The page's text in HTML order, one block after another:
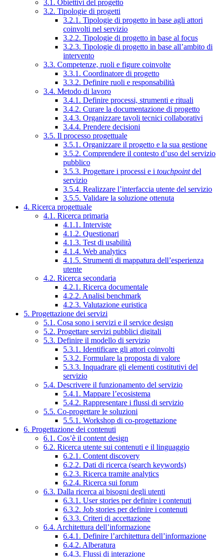
3.1. Obiettivi del progetto
3.2. Tipologie di progetti
3.2.1. Tipologie di progetto in base agli attori
coinvolti nel servizio
3.2.2. Tipologie di progetto in base al focus
3.2.3. Tipologie di progetto in base all’ambito di
intervento
3.3. Competenze, ruoli e figure coinvolte
3.3.1. Coordinatore di progetto
3.3.2. Definire ruoli e responsabilità
3.4. Metodo di lavoro
3.4.1. Definire processi, strumenti e rituali
3.4.2. Curare la documentazione di progetto
3.4.3. Organizzare tavoli tecnici collaborativi
3.4.4. Prendere decisioni
3.5. Il processo progettuale
3.5.1. Organizzare il progetto e la sua gestione
3.5.2. Comprendere il contesto d’uso del servizio
pubblico
3.5.3. Progettare i processi e i touchpointdel
servizio
3.5.4. Realizzare l’interfaccia utente del servizio
3.5.5. Validare la soluzione ottenuta
4. Ricerca progettuale
4.1. Ricerca primaria
4.1.1. Interviste
4.1.2. Questionari
4.1.3. Test di usabilità
4.1.4. Web analytics
4.1.5. Strumenti di mappatura dell’esperienza
utente
4.2. Ricerca secondaria
4.2.1. Ricerca documentale
4.2.2. Analisi benchmark
4.2.3. Valutazione euristica
5. Progettazione dei servizi
5.1. Cosa sono i servizi e il service design
5.2. Progettare servizi pubblici digitali
5.3. Definire il modello di servizio
5.3.1. Identificare gli attori coinvolti
5.3.2. Formulare la proposta di valore
5.3.3. Inquadrare gli elementi costitutivi del
servizio
5.4. Descrivere il funzionamento del servizio
5.4.1. Mappare l’ecosistema
5.4.2. Rappresentare i flussi di servizio
5.5. Co-progettare le soluzioni
5.5.1. Workshop di co-progettazione
6. Progettazione dei contenuti
6.1. Cos’è il content design
6.2. Ricerca utente sui contenuti e il linguaggio
6.2.1. Content discovery
6.2.2. Dati di ricerca (search keywords)
6.2.3. Ricerca tramite analytics
6.2.4. Ricerca sui forum
6.3. Dalla ricerca ai bisogni degli utenti
6.3.1. User stories per definire i contenuti
6.3.2. Job stories per definire i contenuti
6.3.3. Criteri di accettazione
6.4. Architettura dell’informazione
6.4.1. Definire l’architettura dell’informazione
6.4.2. Alberatura
6.4.3. Flussi di interazione